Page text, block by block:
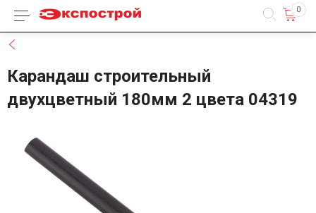
Каталог товаров 0
Карандаш строительный
двухцветный 180мм 2 цвета 04319